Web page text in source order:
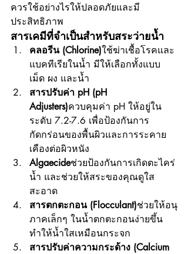
ควรใช้อย่างไรให้ปลอดภัยและมี
ประสิทธิภาพ
สารเคมีที่จำเป็นสำหรับสระว่ายน้ำ
คลอรีน (Chlorine)ใช้ฆ่าเชื้อโรคและ
แบคทีเรียในน้ำ มีให้เลือกทั้งแบบ
เม็ด ผง และน้ำ
สารปรับค่า pH (pH
Adjusters)ควบคุมค่า pH ให้อยู่ใน
ระดับ 7.2-7.6 เพื่อป้องกันการ
กัดกร่อนของพื้นผิวและการระคาย
เคืองต่อผิวหนัง
Algaecideช่วยป้องกันการเกิดตะไคร่
น้ำ และช่วยให้สระของคุณดูใส
สะอาด
สารตกตะกอน (Flocculant)ช่วยให้อนุ
ภาคเล็กๆ ในน้ำตกตะกอนง่ายขึ้น
ทำให้น้ำใสเหมือนกระจก
สารปรับค่าความกระด้าง (Calcium